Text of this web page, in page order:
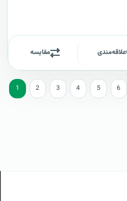
علاقه‌مندی مقایسه
1 2 3 4 5 6